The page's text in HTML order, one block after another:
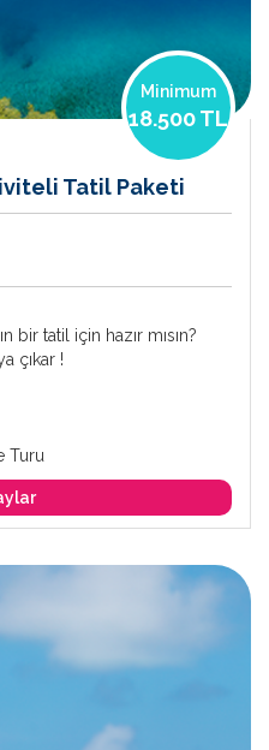
Tatil Paketi
bir tatil için hazır mısın?
çıkar !
Turu
Minimum
18.500 TL